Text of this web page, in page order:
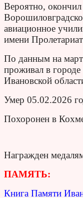
Вероятно, окончил
авиационное
имени
По данным на
проживал в
Ивановской
Умер 05.02.2026
Похоронен в
Награжден
ПАМЯТЬ:
Книга Памяти